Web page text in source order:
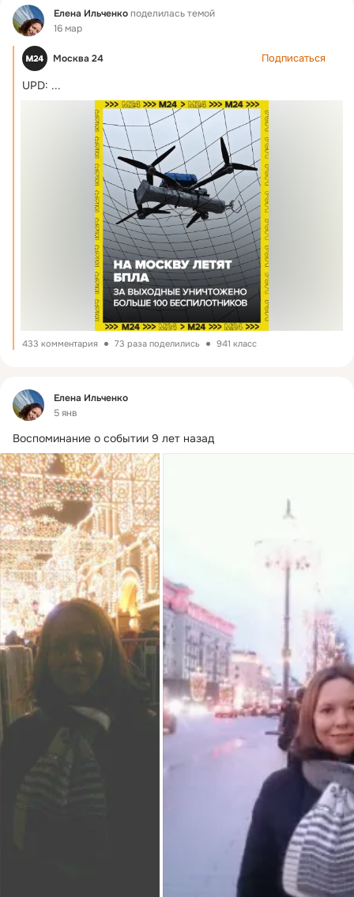
Фид Елена Ильченкоподелилась темой
16 мар
Москва 24 Подписаться
UPD: ...
433 комментария 73 раза поделились 941 класс
Фид
Елена Ильченко
5 янв
Воспоминание о событии 9 лет назад